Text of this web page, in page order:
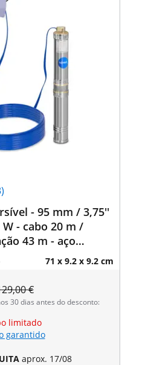
- 95 mm / 3,75''
- cabo 20 m /
43 m - aço
71 x 9.2 x 9.2 cm
€
30 dias antes do desconto:
limitado
garantido
aprox. 17/08